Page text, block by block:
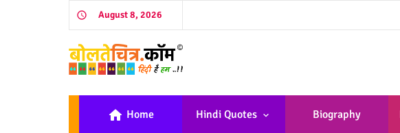
August 8, 2026
home Home Hindi Quotes Biography